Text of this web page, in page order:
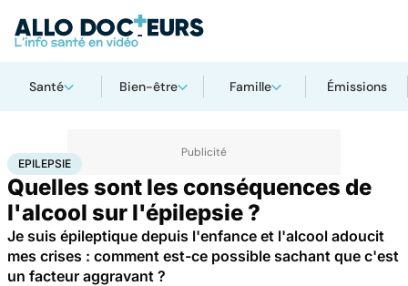
Santé Bien-être Famille Émissions
AccueilSanté
EPILEPSIE
Quelles sont les conséquences de
l'alcool sur l'épilepsie ?
Je suis épileptique depuis l'enfance et l'alcool adoucit
mes crises : comment est-ce possible sachant que c'est
un facteur aggravant ?